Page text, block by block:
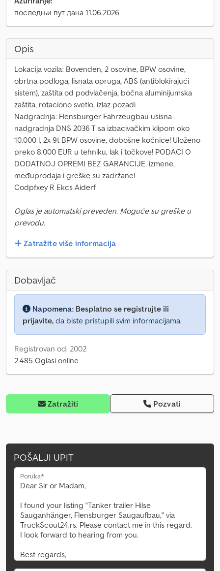
последњи пут дана 11.06.2026
Opis
Lokacija vozila: Bovenden, 2 osovine, BPW osovine,
obrtna podloga, lisnata opruga, ABS (antiblokirajući
sistem), zaštita od podvlačenja, bočna aluminijumska
zaštita, rotaciono svetlo, izlaz pozadi
Nadgradnja: Flensburger Fahrzeugbau usisna
nadgradnja DNS 2036 T sa izbacivačkim klipom oko
10.000 l, 2x 9t BPW osovine, dobošne kočnice! Uloženo
preko 8.000 EUR u tehniku, lak i točkove! PODACI O
DODATNOJ OPREMI BEZ GARANCIJE, izmene,
međuprodaja i greške su zadržane!
Codpfxey R Ekcs Aiderf
Oglas je automatski preveden. Moguće su greške u
prevodu.
Zatražite više informacija
Dobavljač
Napomena: Besplatno se registrujte ili
prijavite, da biste pristupili svim informacijama.
Registrovan od: 2002
2.485 Oglasi online
Zatražiti Pozvati
POŠALJI UPIT
Poruka*